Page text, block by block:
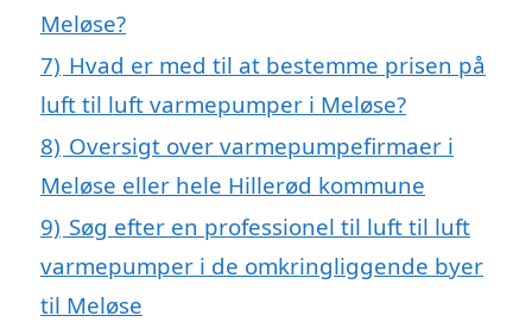
Meløse?
7) Hvad er med til at bestemme prisen på
luft til luft varmepumper i Meløse?
8) Oversigt over varmepumpefirmaer i
Meløse eller hele Hillerød kommune
9) Søg efter en professionel til luft til luft
varmepumper i de omkringliggende byer
til Meløse